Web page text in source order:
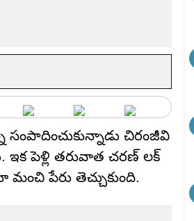
చిరంజీవి
పెళ్లి తరువాత చరణ్ లక్
పేరు తెచ్చుకుంది.